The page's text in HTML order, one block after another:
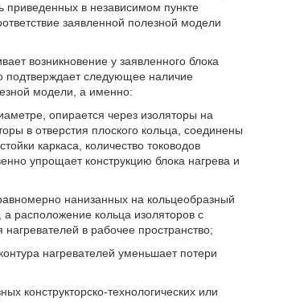
приведенных в независимом пункте
заявленной полезной модели
возникновение у заявленного блока
подтверждает следующее наличие
модели, а именно:
опирается через изоляторы на
в отверстия плоского кольца, соединены
каркаса, количество тоководов
упрощает конструкцию блока нагрева и
нанизанных на кольцеобразный
а расположение кольца изоляторов с
в рабочее пространство;
нагревателей уменьшает потери
конструкторско-технологических или